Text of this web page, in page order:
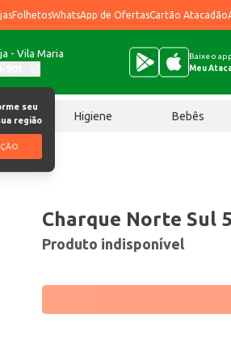
FolhetosWhatsApp de OfertasCartão Atacadão
- Vila Maria
seu
região
Baixe o
Meu
Higiene Bebês
Charque Norte Sul
Produto indisponível